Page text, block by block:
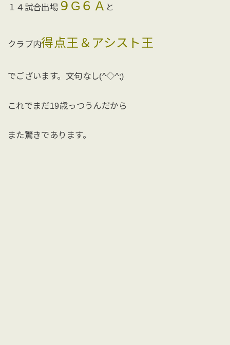
１４試合出場 ９G６Ａ と
クラブ内得点王＆アシスト王
でございます。文句なし(^◇^;)
これでまだ19歳っつうんだから
また驚きであります。